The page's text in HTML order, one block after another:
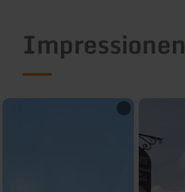
Impressionen